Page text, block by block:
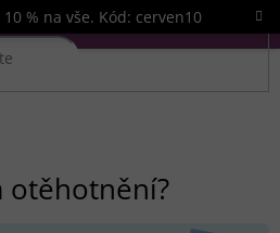
% na vše. Kód: cerven10
otěhotnění?